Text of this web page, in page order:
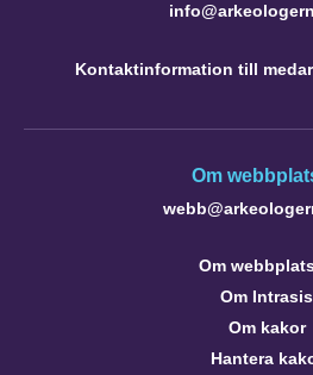
Kontaktinformation till
Om
Om
Om Intrasis
Om kakor
Hantera